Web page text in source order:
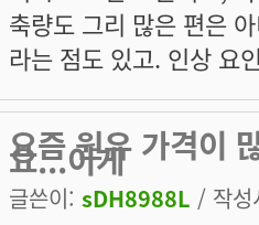
축량도 그리 많은 편은
라는 점도 있고. 인상 요
요즘 원유 가격이
요...이게
글쓴이: sDH8988L / 작